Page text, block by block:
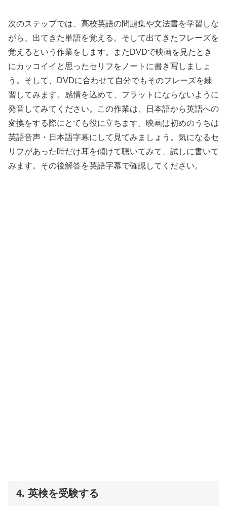
次のステップでは、高校英語の問題集や文法書を学習しな
がら、出てきた単語を覚える。そして出てきたフレーズを
覚えるという作業をします。またDVDで映画を見たとき
にカッコイイと思ったセリフをノートに書き写しましょ
う。そして、DVDに合わせて自分でもそのフレーズを練
習してみます。感情を込めて、フラットにならないように
発音してみてください。この作業は、日本語から英語への
変換をする際にとても役に立ちます。映画は初めのうちは
英語音声・日本語字幕にして見てみましょう。気になるセ
リフがあった時だけ耳を傾けて聴いてみて、試しに書いて
みます。その後解答を英語字幕で確認してください。
4. 英検を受験する